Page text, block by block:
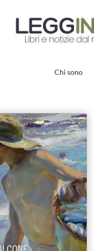
Chi sono